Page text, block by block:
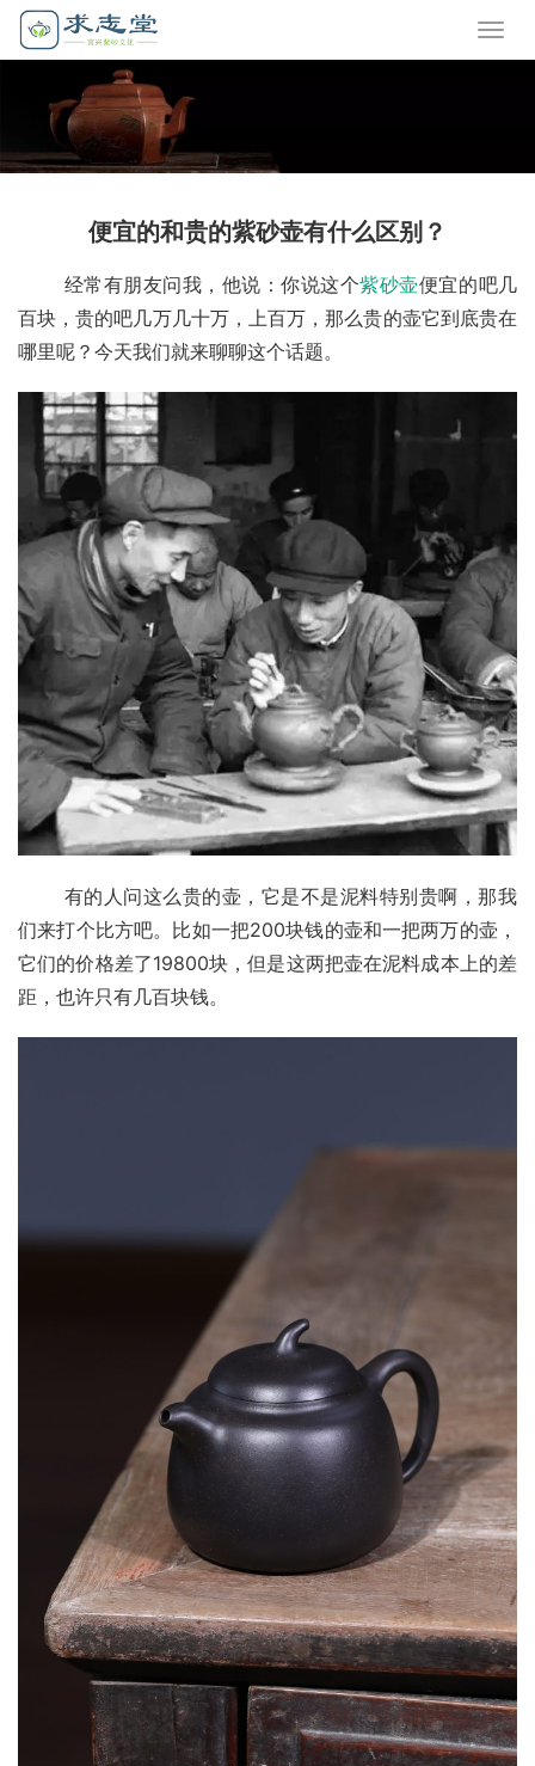
便宜的和贵的紫砂壶有什么区别？
经常有朋友问我，他说：你说这个紫砂壶便宜的吧几
百块，贵的吧几万几十万，上百万，那么贵的壶它到底贵在
哪里呢？今天我们就来聊聊这个话题。
有的人问这么贵的壶，它是不是泥料特别贵啊，那我
们来打个比方吧。比如一把200块钱的壶和一把两万的壶，
它们的价格差了19800块，但是这两把壶在泥料成本上的差
距，也许只有几百块钱。